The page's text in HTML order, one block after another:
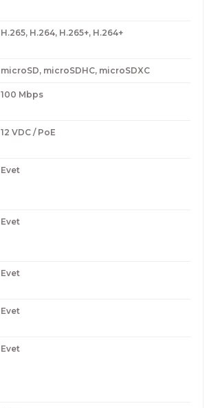
H.265, H.264, H.265+, H.264+
microSD, microSDHC, microSDXC
100 Mbps
12 VDC / PoE
Evet
Evet
Evet
Evet
Evet